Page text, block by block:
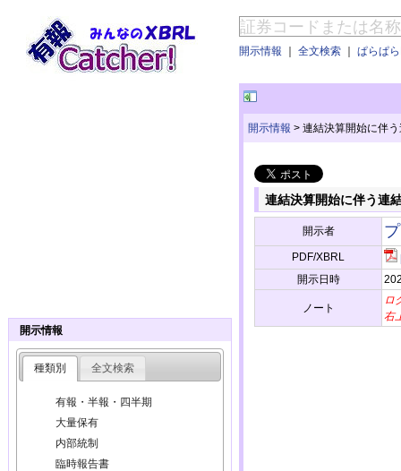
開示情報 ｜ 全文検索 ｜ ぱらぱ
開示情報 > 連結決算開始に伴
連結決算開始に伴う連
開示者
PDF/XBRL
開示日時
ノート
ロ
右
開示情報
種類別 全文検索
有報・半報・四半期
大量保有
内部統制
臨時報告書